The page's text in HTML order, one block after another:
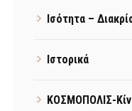
Ισότητα –
Ιστορικά
ΚΟΣΜΟΠΟΛΙΣ-